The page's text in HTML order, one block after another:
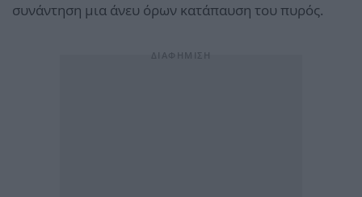
συνάντηση μια άνευ όρων κατάπαυση του πυρός.